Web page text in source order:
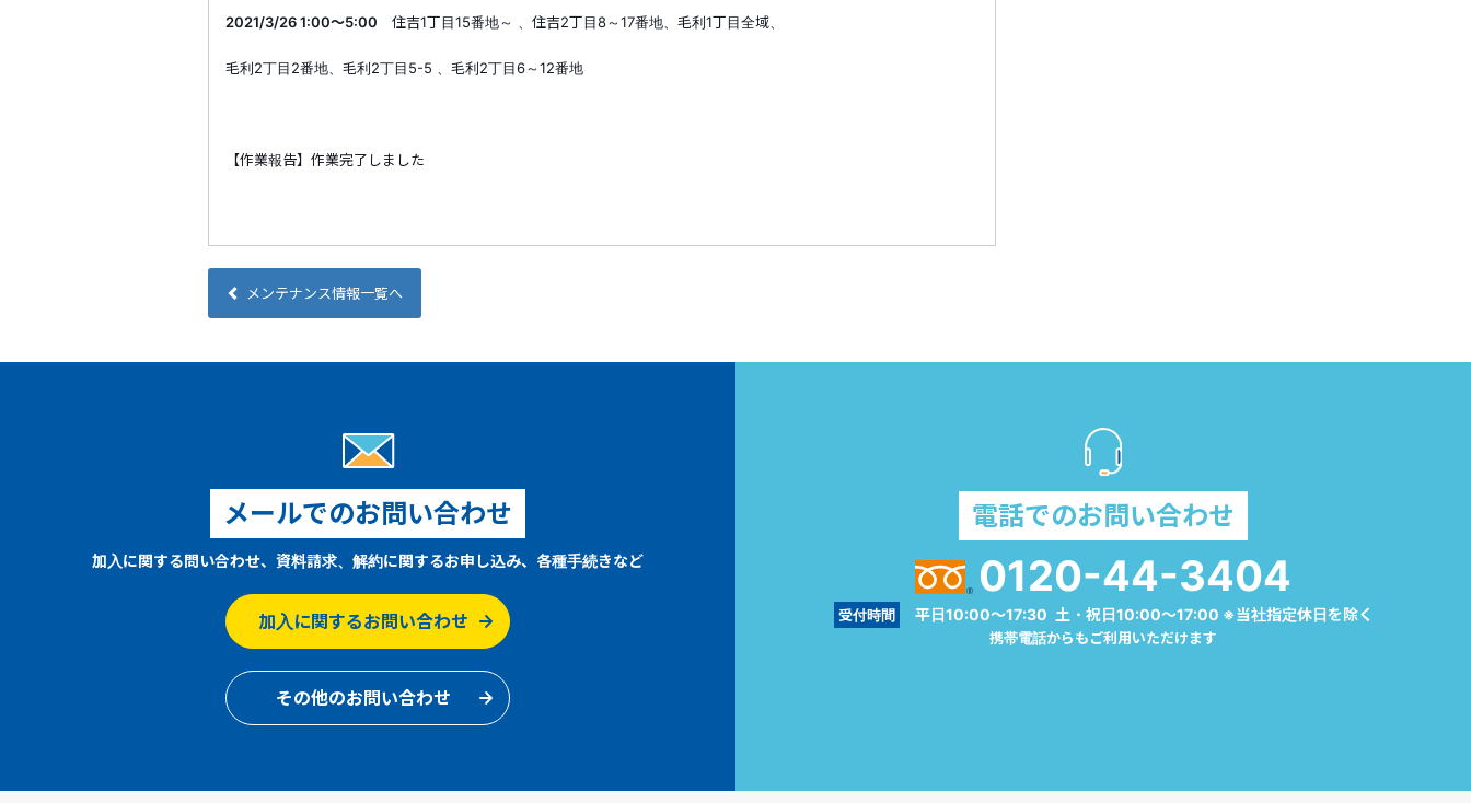
2021/3/26 1:00～5:00 住吉1丁目15番地～ 、住吉2丁目8～17番地、毛利1丁目全域、
毛利2丁目2番地、毛利2丁目5-5 、毛利2丁目6～12番地
【作業報告】作業完了しました
メンテナンス情報一覧へ
メールでのお問い合わせ
加入に関する問い合わせ、資料請求、解約に関するお申し込み、各種手続きなど
加入に関するお問い合わせ
その他のお問い合わせ
電話でのお問い合わせ
0120-44-3404
受付時間 平日10:00～17:30 土・祝日10:00～17:00 ※当社指定休日を除く
携帯電話からもご利用いただけます